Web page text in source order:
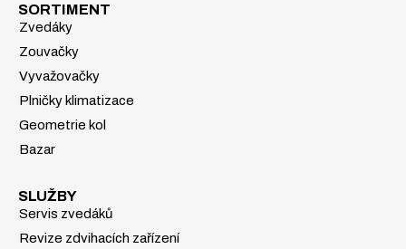
SORTIMENT
Zvedáky
Zouvačky
Vyvažovačky
Plničky klimatizace
Geometrie kol
Bazar
SLUŽBY
Servis zvedáků
Revize zdvihacích zařízení